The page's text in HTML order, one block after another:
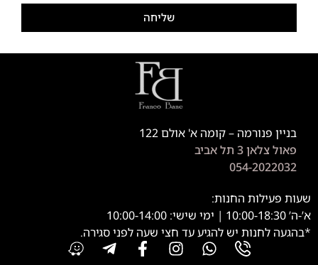
שליחה
בניין פנורמה – קומה א' אולם 122
פאול צלאן 3 תל אביב
054-2022032
שעות פעילות החנות:
א’-ה’ 10:00-18:30 | ימי שישי: 10:00-14:00
*בהגעה לחנות יש להגיע עד חצי שעה לפני סגירה.